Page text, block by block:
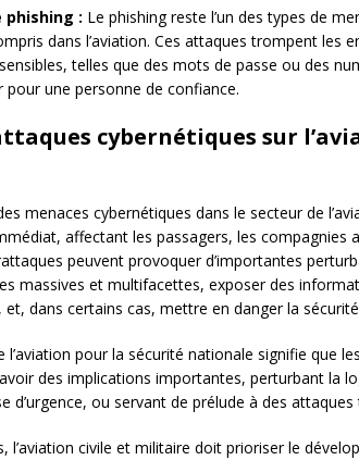
: Le phishing reste l’un des types de
dans l’aviation. Ces attaques trompent les
telles que des mots de passe ou des
pour une personne de confiance.
cybernétiques sur
menaces cybernétiques dans le secteur de
affectant les passagers, les compagnies
peuvent provoquer d’importantes
massives et multifacettes, exposer des
et, dans certains cas, mettre en danger la
l’aviation pour la sécurité nationale signifie que
des implications importantes, perturbant la
d’urgence, ou servant de prélude à des
l’aviation civile et militaire doit prioriser le